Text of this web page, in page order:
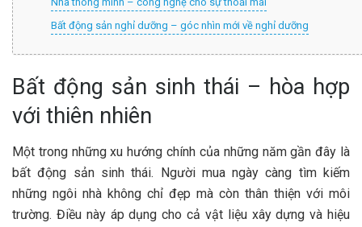
Bất động sản nghỉ dưỡng – góc nhìn mới về nghỉ dưỡng
Bất động sản sinh thái – hòa hợp
với thiên nhiên
Một trong những xu hướng chính của những năm gần đây là
bất động sản sinh thái. Người mua ngày càng tìm kiếm
những ngôi nhà không chỉ đẹp mà còn thân thiện với môi
trường. Điều này áp dụng cho cả vật liệu xây dựng và hiệu